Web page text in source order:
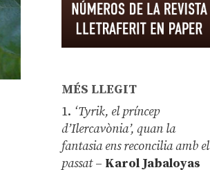
MÉS LLEGIT
1. ‘Tyrik, el príncep
d’Ilercavònia’, quan la
fantasia ens reconcilia amb el
passat– Karol Jabaloyas